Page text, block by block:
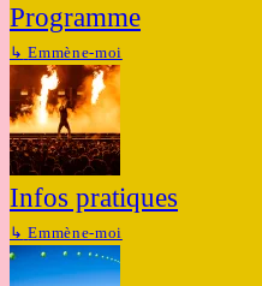
Programme
↳ Emmène-moi
Infos pratiques
↳ Emmène-moi